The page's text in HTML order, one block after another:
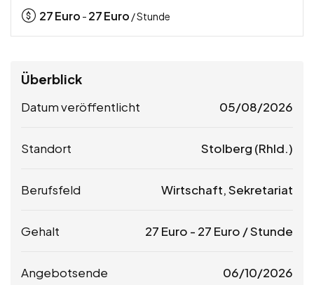
27Euro - 27Euro / Stunde
Überblick
Datum veröffentlicht 05/08/2026
Standort Stolberg (Rhld.)
Berufsfeld Wirtschaft, Sekretariat
Gehalt 27 Euro - 27 Euro / Stunde
Angebotsende 06/10/2026